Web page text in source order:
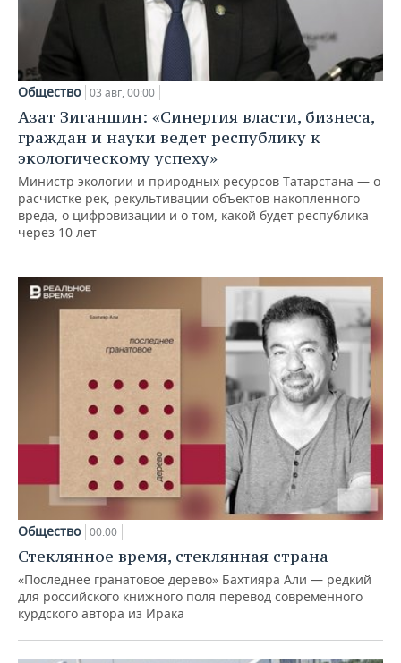
Общество 03 авг, 00:00
Азат Зиганшин: «Синергия власти, бизнеса,
граждан и науки ведет республику к
экологическому успеху»
Министр экологии и природных ресурсов Татарстана — о
расчистке рек, рекультивации объектов накопленного
вреда, о цифровизации и о том, какой будет республика
через 10 лет
Общество 00:00
Стеклянное время, стеклянная страна
«Последнее гранатовое дерево» Бахтияра Али — редкий
для российского книжного поля перевод современного
курдского автора из Ирака